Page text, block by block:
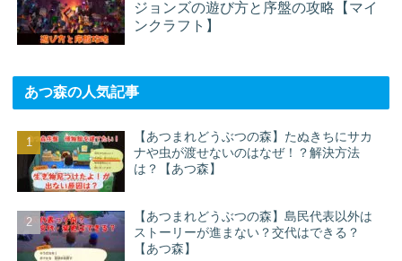
ジョンズの遊び方と序盤の攻略【マイ
ンクラフト】
あつ森の人気記事
【あつまれどうぶつの森】たぬきちにサカ
ナや虫が渡せないのはなぜ！？解決方法
は？【あつ森】
【あつまれどうぶつの森】島民代表以外は
ストーリーが進まない？交代はできる？
【あつ森】